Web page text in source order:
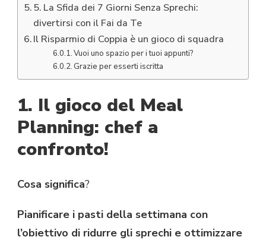
5. La Sfida dei 7 Giorni Senza Sprechi:
divertirsi con il Fai da Te
Il Risparmio di Coppia è un gioco di squadra
Vuoi uno spazio per i tuoi appunti?
Grazie per esserti iscritta
1. Il gioco del Meal
Planning: chef a
confronto!
Cosa significa?
Pianificare i pasti della settimana con
l’obiettivo di ridurre gli sprechi e ottimizzare